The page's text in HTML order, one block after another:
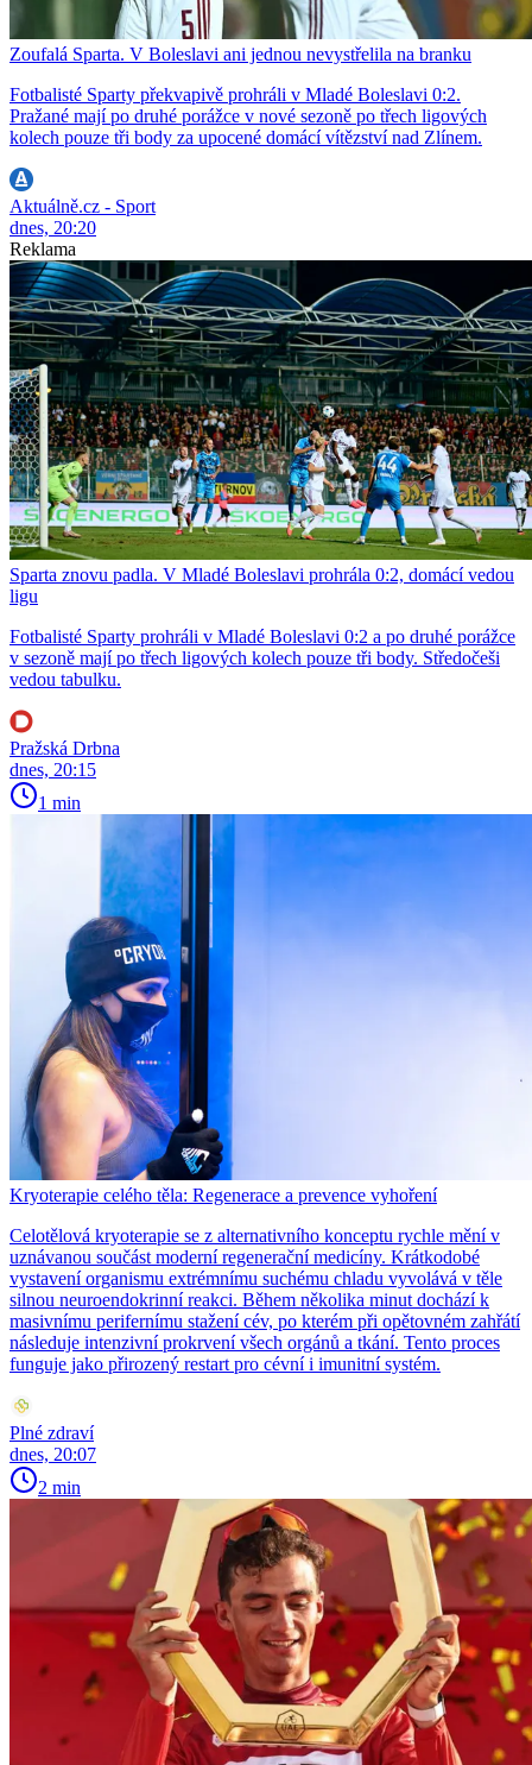
Zoufalá Sparta. V Boleslavi ani jednou nevystřelila na branku
Fotbalisté Sparty překvapivě prohráli v Mladé Boleslavi 0:2.
Pražané mají po druhé porážce v nové sezoně po třech ligových
kolech pouze tři body za upocené domácí vítězství nad Zlínem.
Aktuálně.cz - Sport
dnes, 20:20
Reklama
Sparta znovu padla. V Mladé Boleslavi prohrála 0:2, domácí vedou
ligu
Fotbalisté Sparty prohráli v Mladé Boleslavi 0:2 a po druhé porážce
v sezoně mají po třech ligových kolech pouze tři body. Středočeši
vedou tabulku.
Pražská Drbna
dnes, 20:15
1 min
Kryoterapie celého těla: Regenerace a prevence vyhoření
Celotělová kryoterapie se z alternativního konceptu rychle mění v
uznávanou součást moderní regenerační medicíny. Krátkodobé
vystavení organismu extrémnímu suchému chladu vyvolává v těle
silnou neuroendokrinní reakci. Během několika minut dochází k
masivnímu perifernímu stažení cév, po kterém při opětovném zahřátí
následuje intenzivní prokrvení všech orgánů a tkání. Tento proces
funguje jako přirozený restart pro cévní i imunitní systém.
Plné zdraví
dnes, 20:07
2 min